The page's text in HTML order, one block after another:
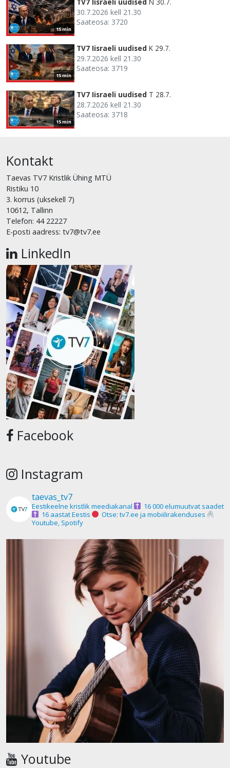
15 min
30.7.2026 kell 21.30
Saateosa: 3720
15 min
TV7 Iisraeli uudised K 29.7.
29.7.2026 kell 21.30
Saateosa: 3719
15 min
TV7 Iisraeli uudised T 28.7.
28.7.2026 kell 21.30
Saateosa: 3718
Kontakt
Taevas TV7 Kristlik Ühing MTÜ
Ristiku 10
3. korrus (uksekell 7)
10612, Tallinn
Telefon: 44 22227
E-posti aadress: tv7@tv7.ee
LinkedIn
Facebook
Instagram
taevas_tv7
Eestikeelne kristlik meediakanal
16 000 elumuutvat saadet
16 aastat Eestis
Otse: tv7.ee ja mobiilirakenduses
Youtube, Spotify
Youtube